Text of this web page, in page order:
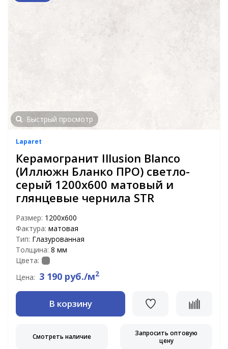
Быстрый просмотр
Laparet
Керамогранит Illusion Blanco
(Иллюжн Бланко ПРО) светло-
серый 1200х600 матовый и
глянцевые чернила STR
Размер: 1200x600
Фактура: матовая
Тип: Глазурованная
Толщина: 8 мм
Цвета:
Цена: 3 190 руб./м2
В корзину
Смотреть наличие
Запросить оптовую
цену